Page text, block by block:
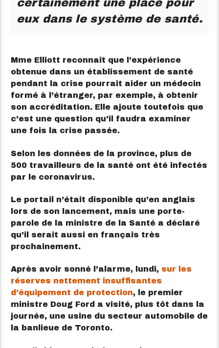
certainement une place pour
eux dans le système de santé.
Mme Elliott reconnaît que l’expérience
obtenue dans un établissement de santé
pendant la crise pourrait aider un médecin
formé à l’étranger, par exemple, à obtenir
son accréditation. Elle ajoute toutefois que
c’est une question qu’il faudra examiner
une fois la crise passée.
Selon les données de la province, plus de
500 travailleurs de la santé ont été infectés
par le coronavirus.
Le portail n’était disponible qu’en anglais
lors de son lancement, mais une porte-
parole de la ministre de la Santé a déclaré
qu’il serait aussi en français très
prochainement.
Après avoir sonné l’alarme, lundi, sur les
réserves nettement insuffisantes
d’équipement de protection, le premier
ministre Doug Ford a visité, plus tôt dans la
journée, une usine du secteur automobile de
la banlieue de Toronto.